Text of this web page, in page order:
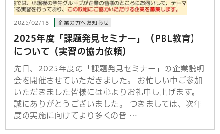
2025/02/18 企業の方へお知らせ
2025年度「課題発見セミナー」（PBL教育）
について（実習の協力依頼）
先日、2025年度の「課題発見セミナー」の企業説明
会を開催させていただきました。 お忙しい中ご参加
いただきました皆様には心よりお礼申し上げます。
誠にありがとうございました。 つきましては、次年
度の実施に向けてより多くの皆 …